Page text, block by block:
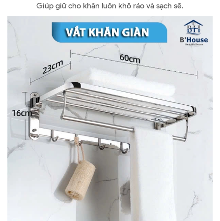
Giúp giữ cho khăn luôn khô ráo và sạch sẽ.